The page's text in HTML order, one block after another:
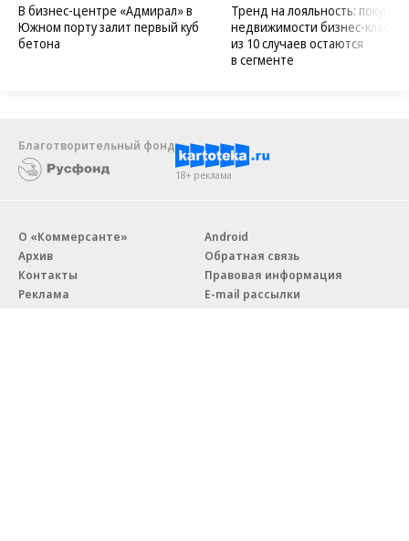
В бизнес-центре «Адмирал» в
Южном порту залит первый куб
бетона
Тренд на лояльность:
недвижимости бизнес-класса
из 10 случаев остаются
в сегменте
Благотворительный фонд
18+ реклама
О «Коммерсанте»
Архив
Контакты
Реклама
Android
Обратная связь
Правовая информация
E-mail рассылки